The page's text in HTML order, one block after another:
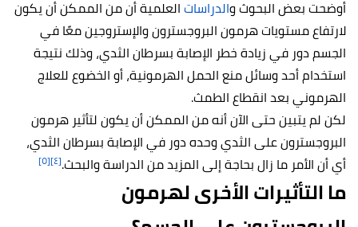
أوضحت بعض البحوث والدراساتالعلمية أن من الممكن أن يكون
لارتفاع مستويات هرمون البروجسترون والإستروجين معًا في
الجسم دور في زيادة خطر الإصابة بسرطان الثدي، وذلك نتيجة
استخدام أحد وسائل منع الحمل الهرمونية، أو الخضوع للعلاج
الهرموني بعد انقطاع الطمث.
لكن لم يتبين حتى الآن أنه من الممكن أن يكون لتأثير هرمون
البروجسترون على الثدي وحده دور في الإصابة بسرطان الثدي،
أي أن الأمر ما زال بحاجة إلى المزيد من الدراسة والبحث.[٤] [٥]
ما التأثيرات الأخرى لهرمون